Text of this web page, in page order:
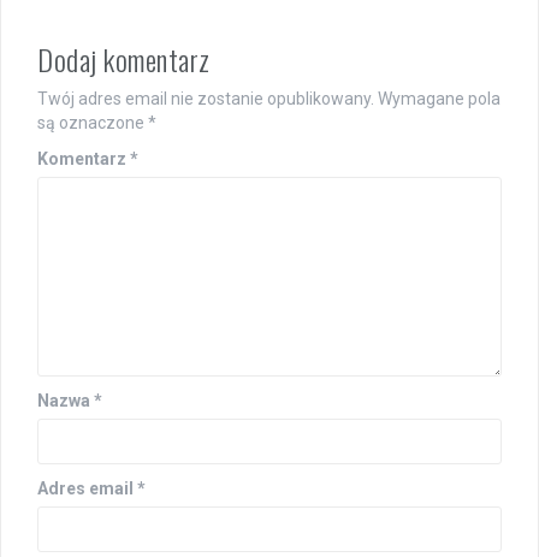
Dodaj komentarz
Twój adres email nie zostanie opublikowany. Wymagane pola
są oznaczone *
Komentarz *
Nazwa *
Adres email *